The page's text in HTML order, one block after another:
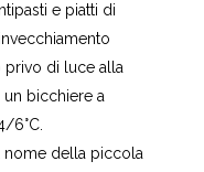
e piatti di
privo di luce alla
bicchiere a
6°C.
nome della piccola